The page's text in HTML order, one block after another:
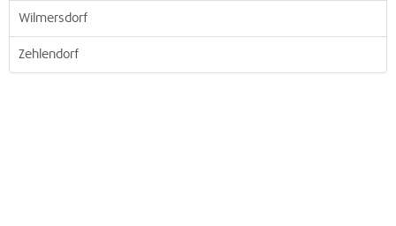
Wilmersdorf
Zehlendorf